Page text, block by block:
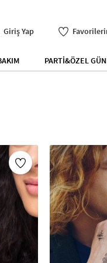
Giriş Yap
PARTİ&ÖZEL